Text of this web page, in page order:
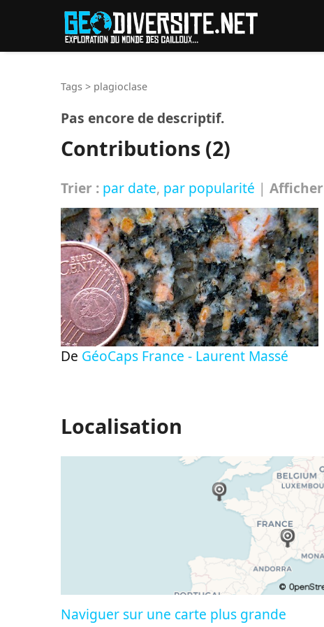
Tags > plagioclase
Pas encore de descriptif.
Contributions (2)
Trier : par date, par popularité | Afficher
De GéoCaps France - Laurent Massé
Localisation
Naviguer sur une carte plus grande